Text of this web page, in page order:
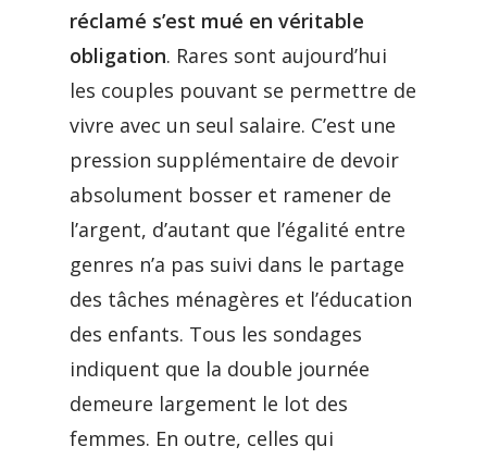
réclamé s’est mué en véritable
obligation. Rares sont aujourd’hui
les couples pouvant se permettre de
vivre avec un seul salaire. C’est une
pression supplémentaire de devoir
absolument bosser et ramener de
l’argent, d’autant que l’égalité entre
genres n’a pas suivi dans le partage
des tâches ménagères et l’éducation
des enfants. Tous les sondages
indiquent que la double journée
demeure largement le lot des
femmes. En outre, celles qui